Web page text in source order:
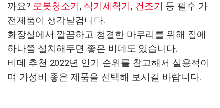
까요? 로봇청소기, 식기세척기, 건조기 등 필수 가
전제품이 생각날겁니다.
화장실에서 깔끔하고 청결한 마무리를 위해 집에
하나쯤 설치해두면 좋은 비데도 있습니다.
비데 추천 2022년 인기 순위를 참고해서 실용적이
며 가성비 좋은 제품을 선택해 보시길 바랍니다.